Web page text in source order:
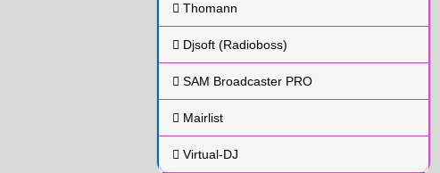
Thomann
Djsoft (Radioboss)
SAM Broadcaster PRO
Mairlist
Virtual-DJ